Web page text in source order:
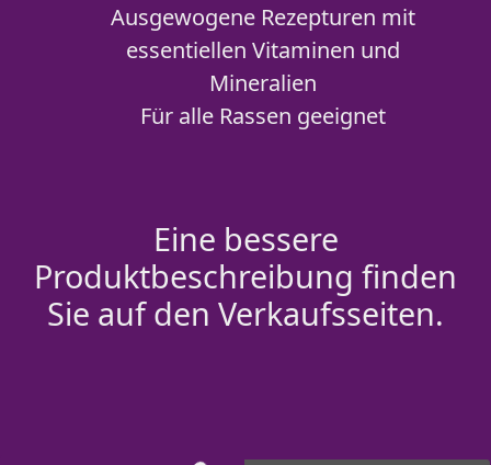
Ausgewogene Rezepturen mit
essentiellen Vitaminen und
Mineralien
Für alle Rassen geeignet
Eine bessere
Produktbeschreibung finden
Sie auf den Verkaufsseiten.